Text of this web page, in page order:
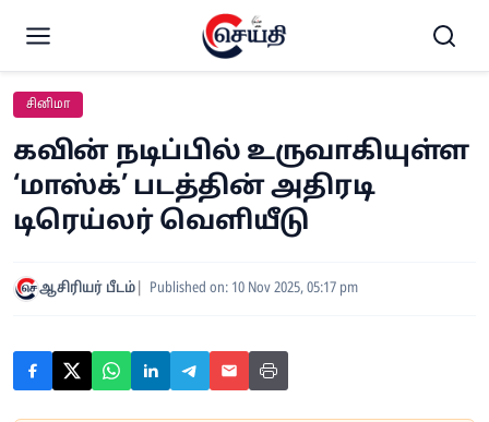
சினிமா
கவின் நடிப்பில் உருவாகியுள்ள
‘மாஸ்க்’ படத்தின் அதிரடி
டிரெய்லர் வெளியீடு
ஆசிரியர் பீடம் Published on: 10 Nov 2025, 05:17 pm